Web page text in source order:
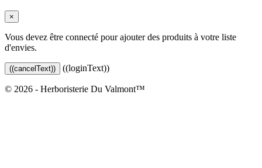
×
Vous devez être connecté pour ajouter des produits à votre liste
d'envies.
((cancelText)) ((loginText))
© 2026 - Herboristerie Du Valmont™